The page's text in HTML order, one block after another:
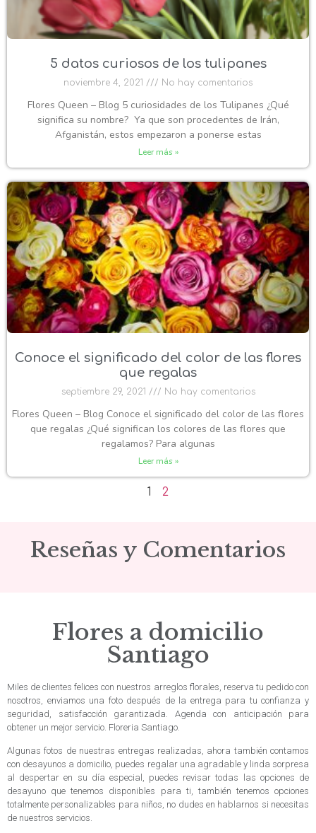
5 datos curiosos de los tulipanes
noviembre 4, 2021 No hay comentarios
Flores Queen – Blog 5 curiosidades de los Tulipanes ¿Qué
significa su nombre? Ya que son procedentes de Irán,
Afganistán, estos empezaron a ponerse estas
Leer más »
Conoce el significado del color de las flores
que regalas
septiembre 29, 2021 No hay comentarios
Flores Queen – Blog Conoce el significado del color de las flores
que regalas ¿Qué significan los colores de las flores que
regalamos? Para algunas
Leer más »
1 2
Reseñas y Comentarios
Flores a domicilio
Santiago
Miles de clientes felices con nuestros arreglos florales, reserva tu pedido con
nosotros, enviamos una foto después de la entrega para tu confianza y
seguridad, satisfacción garantizada. Agenda con anticipación para
obtener un mejor servicio. Floreria Santiago.
Algunas fotos de nuestras entregas realizadas, ahora también contamos
con desayunos a domicilio, puedes regalar una agradable y linda sorpresa
al despertar en su día especial, puedes revisar todas las opciones de
desayuno que tenemos disponibles para ti, también tenemos opciones
totalmente personalizables para niños, no dudes en hablarnos si necesitas
de nuestros servicios.